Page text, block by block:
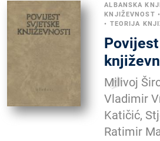
ALBANSKA
KNJIŽEVNOST •
• TEORIJA
Milivoj
Vladimir
Katičić,
Ratimir